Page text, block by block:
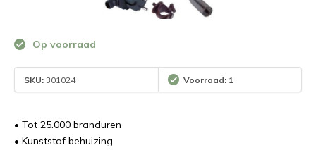
Op voorraad
SKU: 301024 Voorraad: 1
• Tot 25.000 branduren
• Kunststof behuizing